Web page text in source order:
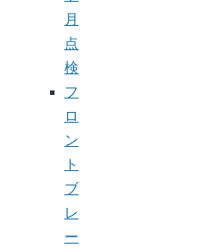
月
点
検
フ
ロ
ン
ト
ブ
レ
ー